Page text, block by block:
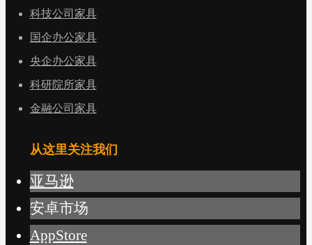
科技公司家具
国企办公家具
央企办公家具
科研院所家具
金融公司家具
从这里关注我们
亚马逊
安卓市场
AppStore